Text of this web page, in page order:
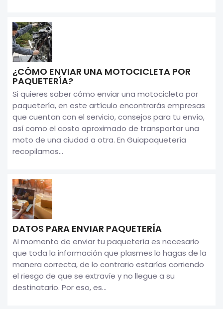
¿CÓMO ENVIAR UNA MOTOCICLETA POR
PAQUETERÍA?
Si quieres saber cómo enviar una motocicleta por
paquetería, en este artículo encontrarás empresas
que cuentan con el servicio, consejos para tu envío,
así como el costo aproximado de transportar una
moto de una ciudad a otra. En Guiapaquetería
recopilamos...
DATOS PARA ENVIAR PAQUETERÍA
Al momento de enviar tu paquetería es necesario
que toda la información que plasmes lo hagas de la
manera correcta, de lo contrario estarías corriendo
el riesgo de que se extravíe y no llegue a su
destinatario. Por eso, es...